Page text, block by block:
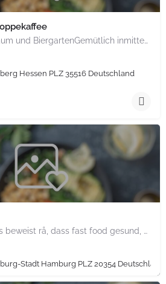
ein Dorftreff mit Gastraum und BiergartenGemütlich inmitten unserem idyllischen Trais Münzenberg, entlang…
Hessen PLZ 35516 Deutschland
mit reichhaltigen bowls beweist rå, dass fast food gesund, nachhaltig und hundertprozentig vegan sein kann.…
Stadt Hamburg PLZ 20354 Deutschland